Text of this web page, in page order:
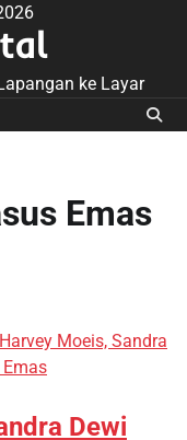
ke Layar
Emas
Moeis, Sandra
Dewi